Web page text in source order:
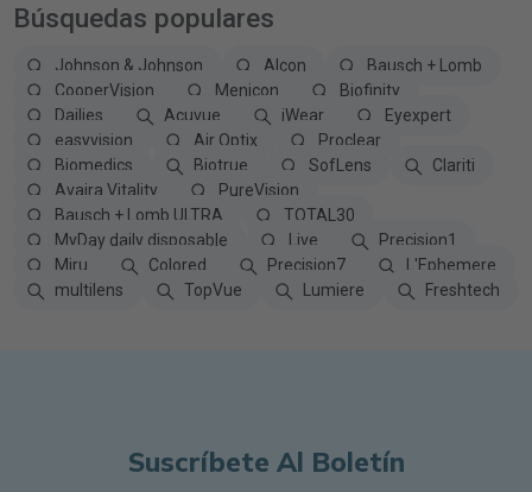
Búsquedas populares
Johnson & Johnson Alcon
Bausch + Lomb
CooperVision
Menicon
Biofinity
Dailies
Acuvue iWear
Eyexpert
easyvision
Air Optix
Proclear
Biomedics
Biotrue SofLens
Clariti
Avaira Vitality
PureVision
Bausch + Lomb ULTRA
TOTAL30
MyDay daily disposable
Live
Precision1
Miru
Colored Precision7
L'Ephemere
multilens
TopVue Lumiere Freshtech
Suscríbete Al Boletín